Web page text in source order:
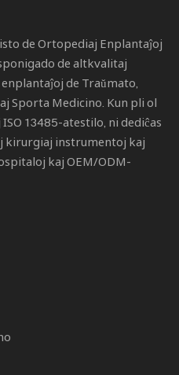
de Ortopediaj Enplantaĵoj
de altkvalitaj
de Traŭmato,
Sporta Medicino. Kun pli ol
13485-atestilo, ni dediĉas
kirurgiaj instrumentoj kaj
kaj OEM/ODM-